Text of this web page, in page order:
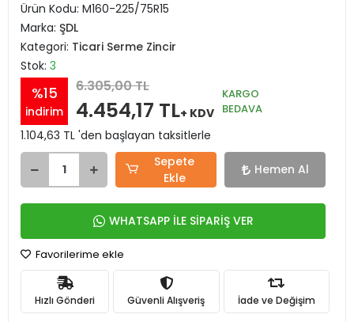
Ürün Kodu: M160-225/75R15
Marka: ŞDL
Kategori: Ticari Serme Zincir
Stok: 3
%15
indirim
6.305,00 TL
4.454,17 TL+ KDV
KARGO
BEDAVA
1.104,63 TL 'den başlayan taksitlerle
Sepete
Ekle
Hemen Al
WHATSAPP İLE SİPARİŞ VER
Favorilerime ekle
Hızlı Gönderi Güvenli Alışveriş İade ve Değişim